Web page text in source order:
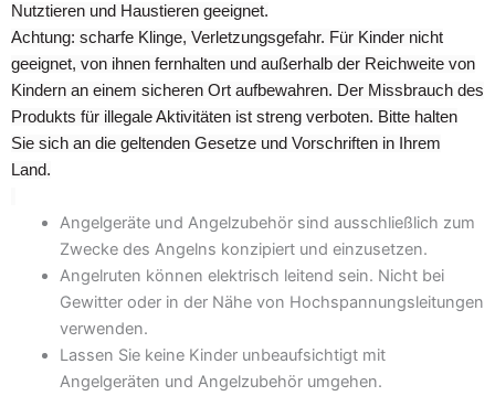
Nutztieren und Haustieren geeignet.
Achtung: scharfe Klinge, Verletzungsgefahr. Für Kinder nicht
geeignet, von ihnen fernhalten und außerhalb der Reichweite von
Kindern an einem sicheren Ort aufbewahren. Der Missbrauch des
Produkts für illegale Aktivitäten ist streng verboten. Bitte halten
Sie sich an die geltenden Gesetze und Vorschriften in Ihrem
Land.
Angelgeräte und Angelzubehör sind ausschließlich zum
Zwecke des Angelns konzipiert und einzusetzen.
Angelruten können elektrisch leitend sein. Nicht bei
Gewitter oder in der Nähe von Hochspannungsleitungen
verwenden.
Lassen Sie keine Kinder unbeaufsichtigt mit
Angelgeräten und Angelzubehör umgehen.